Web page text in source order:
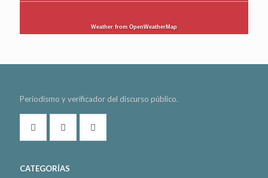
Weather from OpenWeatherMap
Periodismo y verificador del discurso público.
CATEGORÍAS